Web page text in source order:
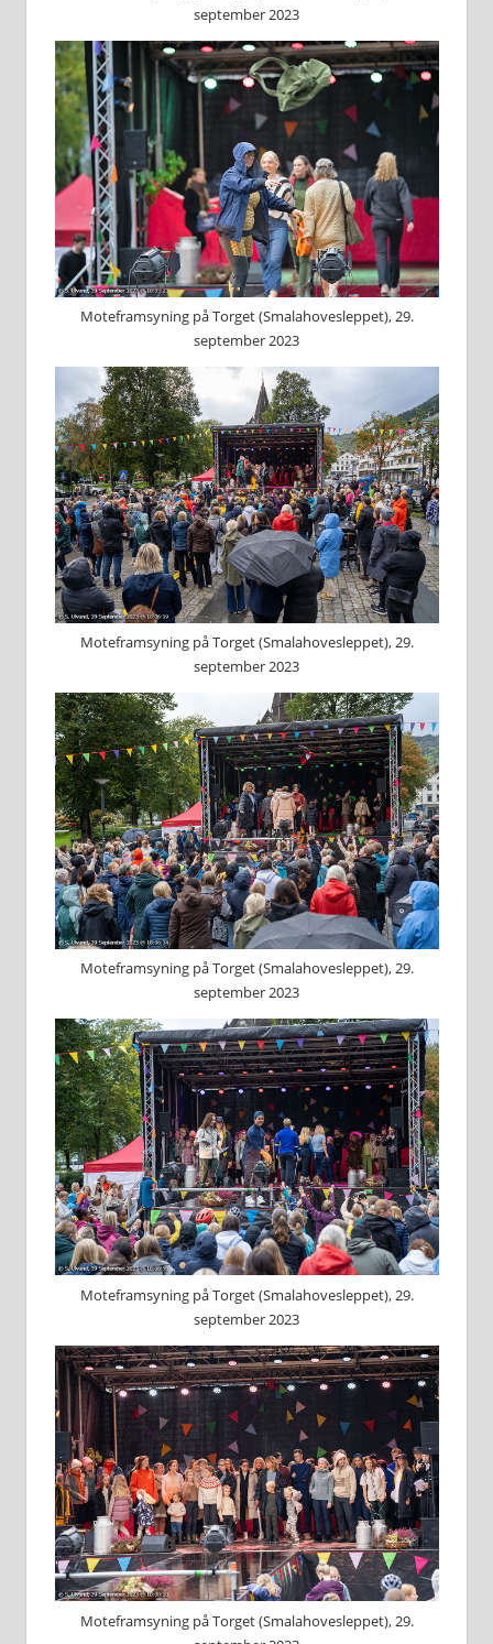
september 2023
Moteframsyning på Torget (Smalahovesleppet), 29.
september 2023
Moteframsyning på Torget (Smalahovesleppet), 29.
september 2023
Moteframsyning på Torget (Smalahovesleppet), 29.
september 2023
Moteframsyning på Torget (Smalahovesleppet), 29.
september 2023
Moteframsyning på Torget (Smalahovesleppet), 29.